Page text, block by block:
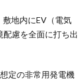
敷地内にEV（電気
慮を全面に打ち出
定の非常用発電機